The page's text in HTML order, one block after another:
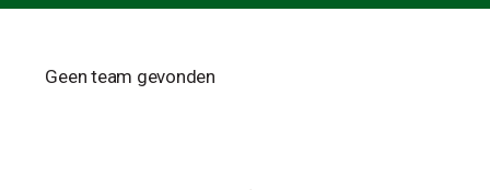
Geen team gevonden